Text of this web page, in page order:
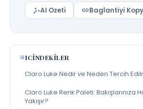
AI Ozeti Baglantiyi
ICINDEKILER
Claro Luke Nedir ve Neden Tercih
Claro Luke Renk Paleti: Bakışlarınıza
Yakışır?